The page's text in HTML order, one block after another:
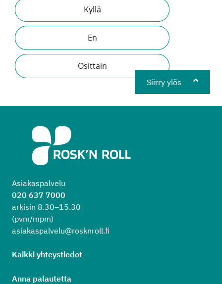
Kyllä
En
Osittain
Siirry ylös
Asiakaspalvelu
020 637 7000
arkisin 8.30–15.30
(pvm/mpm)
asiakaspalvelu@rosknroll.fi
Kaikki yhteystiedot
Anna palautetta